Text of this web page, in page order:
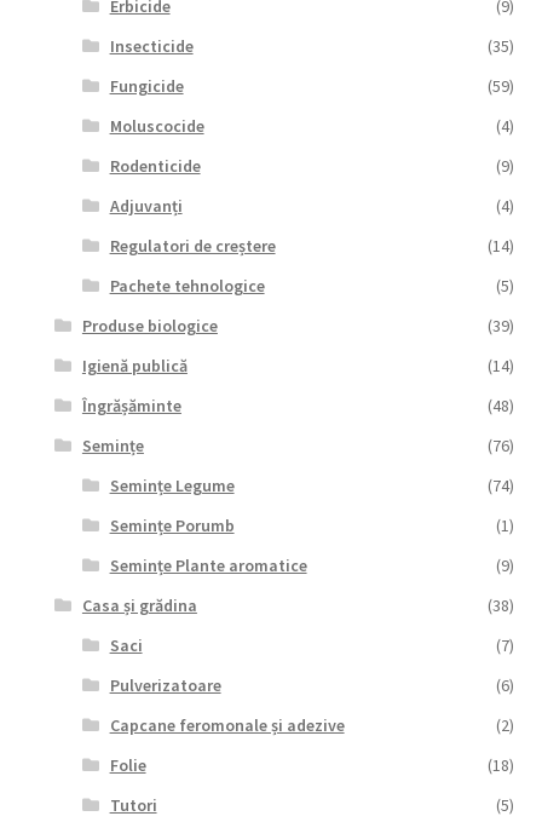
Erbicide
(9)
Insecticide
(35)
Fungicide
(59)
Moluscocide
(4)
Rodenticide
(9)
Adjuvanți
(4)
Regulatori de creștere
(14)
Pachete tehnologice
(5)
Produse biologice
(39)
Igienă publică
(14)
Îngrășăminte
(48)
Semințe
(76)
Semințe Legume
(74)
Semințe Porumb
(1)
Semințe Plante aromatice
(9)
Casa și grădina
(38)
Saci
(7)
Pulverizatoare
(6)
Capcane feromonale și adezive
(2)
Folie
(18)
Tutori
(5)